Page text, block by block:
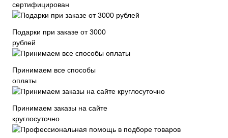
сертифицирован
Подарки при заказе от 3000
рублей
Принимаем все способы
оплаты
Принимаем заказы на сайте
круглосуточно